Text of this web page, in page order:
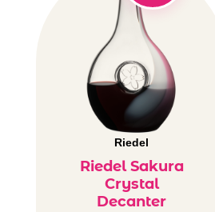
Riedel
Riedel Sakura
Crystal
Decanter